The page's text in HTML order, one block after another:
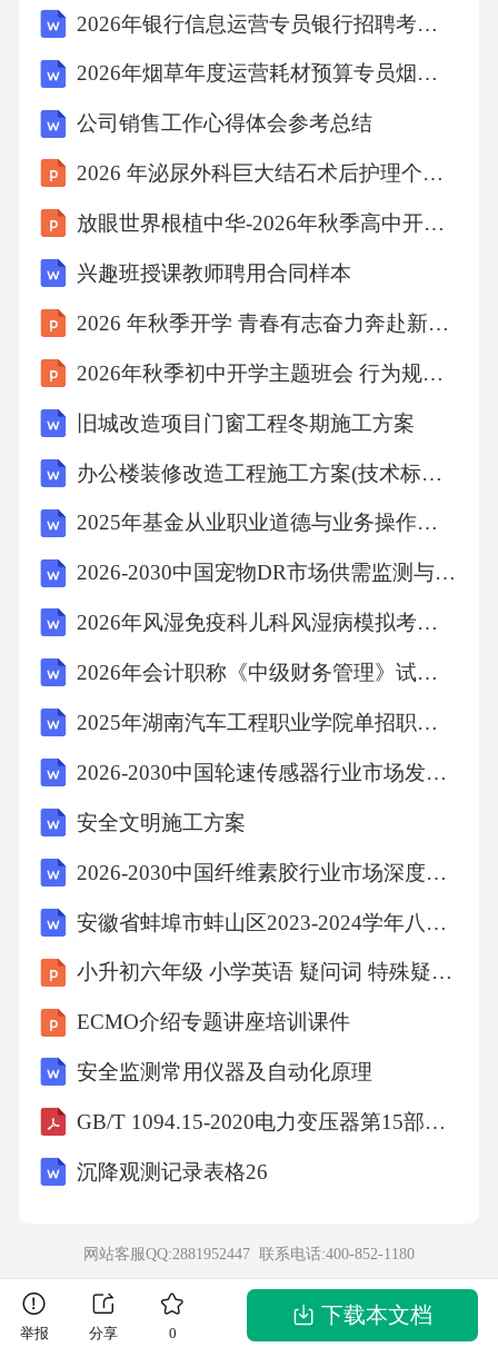
事故隐患排查治理“五到位”内容的有（）。A.责
任到位B.措施到位C.资金到位D.时间到位答案：
限、预案到位）7.电气火灾扑救时，禁止使用
（）灭火器。A.水基B.泡沫C.二氧化碳D.干粉答
案：AB8.安全标志分为（）四类。A.禁止标志
B.警告标志C.指令标志D.提示标志答案：ABCD
单项演练C.桌面演练D.实战演练答案：ABCD1
0.职业病防治工作应坚持（）的方针。A.预防为
主B.防治结合C.分类管理D.综合治理答案：AB
CD11.下列哪些属于从业人员的安全生产义务？
（）A.遵守安全生产规章制度B.正确佩戴和使
用劳动防护用品C.接受安全生产教育和培训D.
对事故隐患提出整改建议答案：ABC12.危险化
学品储存应遵循（）的原则。A.分类存放B.严
列属于安全警示标志的有（）。A.禁止吸烟B.
注意机械伤人C.必须戴安全帽D.安全出口答
案：ABCD14.生产经营单位应建立健全并落实
安全风险分级管控制度，对（）进行辨识、评
估和管控。A.安全风险B.事故隐患C.操作流程D.
设备状态答案：AB15.下列属于安全生产违法行
为的有（）。A.未为从业人员提供符合国家标
准的劳动防护用品B.安全设备未定期检测C.特种
机构答案：ABC三、判断题（共15题）1.生产经
营单位的安全生产管理人员任免，应当告知当
地应急管理部门。（）答案：×（注：高危行业
的安全生产管理人员任免需告知，其他行业无
违反安全生产法律、法规、规章、标准、规程
2026年银行信息运营专员银行招聘考试笔试试题（含答案）
2026年烟草年度运营耗材预算专员烟草公司招聘考试笔试试题（含答案）
公司销售工作心得体会参考总结
2026 年泌尿外科巨大结石术后护理个案分享
放眼世界根植中华-2026年秋季高中开学第一课
兴趣班授课教师聘用合同样本
2026 年秋季开学 青春有志奋力奔赴新目标
2026年秋季初中开学主题班会 行为规范与品德培养
旧城改造项目门窗工程冬期施工方案
办公楼装修改造工程施工方案(技术标施工组织设计)【完整版】
2025年基金从业职业道德与业务操作测试卷附答案
2026-2030中国宠物DR市场供需监测与发展机遇风险对策研究报告
2026年风湿免疫科儿科风湿病模拟考试题答案及解析
2026年会计职称《中级财务管理》试题及答案
2025年湖南汽车工程职业学院单招职业倾向性测试测试卷附答案
2026-2030中国轮速传感器行业市场发展趋势与前景展望战略分析研究报告
安全文明施工方案
2026-2030中国纤维素胶行业市场深度调研及供需趋势与投资前景研究报告
安徽省蚌埠市蚌山区2023-2024学年八年级上学期月考数学试题
小升初六年级 小学英语 疑问词 特殊疑问句
ECMO介绍专题讲座培训课件
安全监测常用仪器及自动化原理
GB/T 1094.15-2020电力变压器第15部分：充气式电力变压器
沉降观测记录表格26
网站客服QQ:2881952447 联系电话:400-852-1180
举报 分享 0
下载本文档